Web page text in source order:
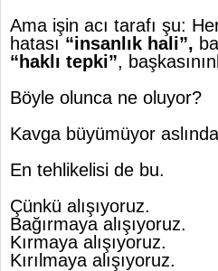
Ama işin acı tarafı şu:
hatası “insanlık hali”,
“haklı tepki”,
Böyle olunca ne oluyor?
Kavga büyümüyor
En tehlikelisi de bu.
Çünkü alışıyoruz.
Bağırmaya alışıyoruz.
Kırmaya alışıyoruz.
Kırılmaya alışıyoruz.